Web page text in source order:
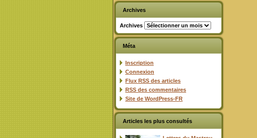
Archives
Archives
Méta
Inscription
Connexion
Flux RSS des articles
RSS des commentaires
Site de WordPress-FR
Articles les plus consultés